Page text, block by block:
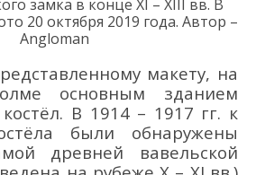
замка в конце XI – XIII вв. В
20 октября 2019 года. Автор –
Angloman
му макету, на
основным зданием
В 1914 – 1917 гг. к
были обнаружены
древней вавельской